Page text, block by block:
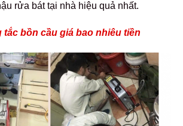
rửa bát tại nhà hiệu quả nhất.
tắc bồn cầu giá bao nhiêu tiền